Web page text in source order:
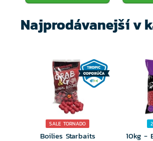
Najprodávanejší v
SALE TORNADO
Boilies Starbaits
10kg -